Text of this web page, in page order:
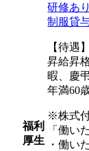
福利
厚生
研修あり
制服貸
【待遇】
昇給昇
暇、慶
年満60
※株式
「働い
・働い